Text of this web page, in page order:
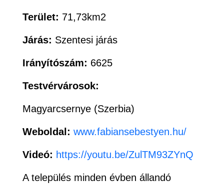
A település minden évben állandó
Terület: 71,73km2
Járás: Szentesi járás
Irányítószám: 6625
Testvérvárosok:
Magyarcsernye (Szerbia)
Weboldal: www.fabiansebestyen.hu/
Videó: https://youtu.be/ZulTM93ZYnQ